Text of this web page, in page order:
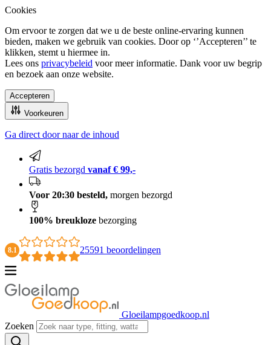
Cookies
Om ervoor te zorgen dat we u de beste online-ervaring kunnen
bieden, maken we gebruik van cookies. Door op ‘’Accepteren’’ te
klikken, stemt u hiermee in.
Lees ons privacybeleid voor meer informatie. Dank voor uw begrip
en bezoek aan onze website.
Accepteren
Voorkeuren
100% breukloze bezorging
Ga direct door naar de inhoud
Gratis bezorgd vanaf € 99,-
Voor 20:30 besteld, morgen bezorgd
100% breukloze bezorging
8.1 25591 beoordelingen
Gloeilampgoedkoop.nl
Zoeken